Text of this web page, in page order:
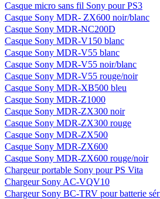
Casque micro sans fil Sony pour PS3
Casque Sony MDR- ZX600 noir/blanc
Casque Sony MDR-NC200D
Casque Sony MDR-V150 blanc
Casque Sony MDR-V55 blanc
Casque Sony MDR-V55 noir/blanc
Casque Sony MDR-V55 rouge/noir
Casque Sony MDR-XB500 bleu
Casque Sony MDR-Z1000
Casque Sony MDR-ZX300 noir
Casque Sony MDR-ZX300 rouge
Casque Sony MDR-ZX500
Casque Sony MDR-ZX600
Casque Sony MDR-ZX600 rouge/noir
Chargeur portable Sony pour PS Vita
Chargeur Sony AC-VQV10
Chargeur Sony BC-TRV pour batterie